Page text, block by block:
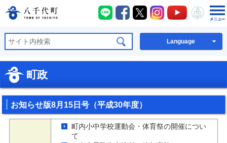
八千代町公式ホームページ
八千代町LINE
八千代町Facebook
八千代町X八千代町Instagram
八千代町
八千
Language
町政
お知らせ版8月15日号（平成30年度）
町内小中学校運動会・体育祭の開催につい
て